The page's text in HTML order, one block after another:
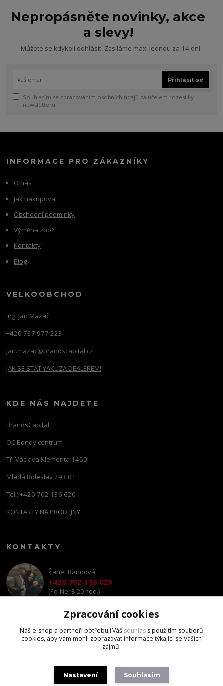
Nepropásněte novinky, akce
a slevy!
Můžete se kdykoli odhlásit. Zasíláme max. jednou za 14 dní.
Přihlásit se
Souhlasím se zpracováním osobních údajů za účelem rozesílky
newsletteru.
INFORMACE PRO ZÁKAZNÍKY
O nás
Jak nakupovat
Obchodní podmínky
Výměna zboží
Kontakty
Blog
VELKOOBCHOD
Ing. Jan Mazač
+420 737 977 223
jan.mazac@brandscapital.cz
JAK SE STÁT YAKUZA DEALEREM!
KDE NÁS NAJDETE
BrandsCapital
OC Bondy centrum
Tř. Václava Klementa 1459
Mladá Boleslav 293 01
Tel.: +420 702 136 620
KONTAKTY NA PRODEJNY
KONTAKTY
Žanet Bandová
+420 702 136 620
(Po-Ne, 8-20 hod.)
shop@brandscapital.cz
Zpracování cookies
Náš e-shop a partneři potřebují Váš souhlas s použitím souborů
cookies, aby Vám mohli zobrazovat informace týkající se Vašich
zájmů.
Nastavení Souhlasím